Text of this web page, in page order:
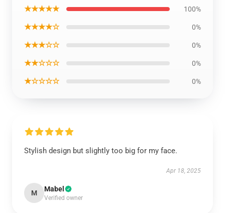
★★★★★ 100%
★★★★☆ 0%
★★★☆☆ 0%
★★☆☆☆ 0%
★☆☆☆☆ 0%
Stylish design but slightly too big for my face.
Apr 18, 2025
M Mabel
Verified owner